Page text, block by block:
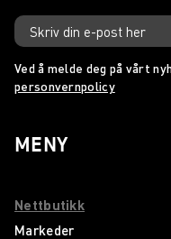
Ved å melde deg på vårt
personvernpolicy
MENY
Nettbutikk
Markeder